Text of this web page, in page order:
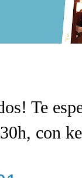
Te
con